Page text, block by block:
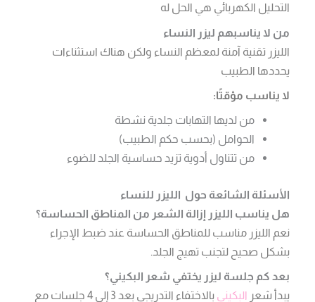
التحليل الكهربائي هي الحل له
من لا يناسبهم ليزر النساء
الليزر تقنية آمنة لمعظم النساء ولكن هناك استثناءات
يحددها الطبيب
لا يناسب مؤقتًا:
من لديها التهابات جلدية نشطة
الحوامل (بحسب حكم الطبيب)
من تتناول أدوية تزيد حساسية الجلد للضوء
الأسئلة الشائعة حول الليزر للنساء
هل يناسب الليزر إزالة الشعر من المناطق الحساسة؟
نعم الليزر مناسب للمناطق الحساسة عند ضبط الإجراء
بشكل صحيح لتجنب تهيج الجلد.
بعد كم جلسة ليزر يختفي شعر البكيني؟
يبدأ شعر البكيني
بالاختفاء التدريجي بعد 3 إلى 4 جلسات مع